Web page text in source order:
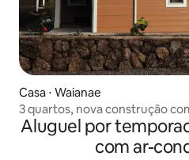
Casa ⋅ Waianae
3 quartos, nova construção
perto da praia
Aluguel por
com ar-